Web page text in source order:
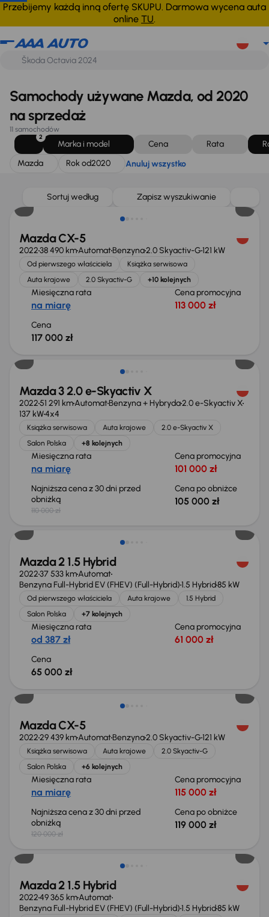
Przebijemy każdą inną ofertę SKUPU. Darmowa wycena auta
online TU.
Mazda Rok od 2020 Anuluj wszystko
Samochody używane Mazda, od 2020
na sprzedaż
11 samochodów
2
Marka i model Cena Rata
Mazda
Rok od2020 Anuluj wszystko
Sortuj według Zapisz wyszukiwanie
Możliwość odliczenia VAT
Mazda CX-5
202238 490 kmAutomatBenzyna2.0 Skyactiv-G121 kW
Od pierwszego właściciela
Książka serwisowa
Auta krajowe
2.0 Skyactiv-G +10 kolejnych
Miesięczna rata
na miarę
Cena promocyjna
113 000 zł
Cena
117 000 zł
Mazda 3 2.0 e-Skyactiv X
202251 291 kmAutomatBenzyna + Hybryda2.0 e-Skyactiv X
137 kW4x4
Książka serwisowa Auta krajowe
2.0 e-Skyactiv X
Salon Polska
+8 kolejnych
Miesięczna rata
na miarę
Cena promocyjna
101 000 zł
Najniższa cena z 30 dni przed
obniżką
110 000 zł
Cena po obniżce
105 000 zł
Świeżo skupione
Mazda 2 1.5 Hybrid
202237 533 kmAutomat
Benzyna Full-Hybrid EV (FHEV) (Full-Hybrid)1.5 Hybrid85 kW
Od pierwszego właściciela Auta krajowe
1.5 Hybrid
Salon Polska
+7 kolejnych
Miesięczna rata
od 387 zł
Cena promocyjna
61 000 zł
Cena
65 000 zł
Taniej o 1 000 zł
Mazda CX-5
202229 439 kmAutomatBenzyna2.0 Skyactiv-G121 kW
Książka serwisowa Auta krajowe
2.0 Skyactiv-G
Salon Polska
+6 kolejnych
Miesięczna rata
na miarę
Cena promocyjna
115 000 zł
Najniższa cena z 30 dni przed
obniżką
120 000 zł
Cena po obniżce
119 000 zł
Świeżo skupione
Mazda 2 1.5 Hybrid
202249 365 kmAutomat
Benzyna Full-Hybrid EV (FHEV) (Full-Hybrid)1.5 Hybrid85 kW